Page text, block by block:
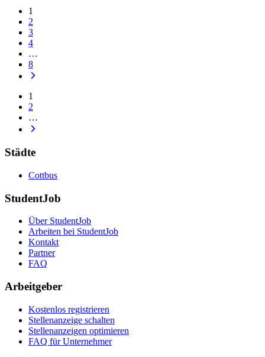
1
2
3
4
…
8
1
2
…
Städte
Cottbus
StudentJob
Über StudentJob
Arbeiten bei StudentJob
Kontakt
Partner
FAQ
Arbeitgeber
Kostenlos registrieren
Stellenanzeige schalten
Stellenanzeigen optimieren
FAQ für Unternehmer